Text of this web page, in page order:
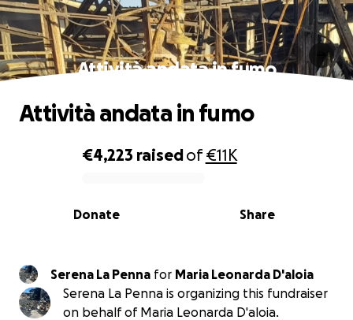
Attività andata in fumo
0% complete
€4,223 raisedof€11K
Share
Donate
Attività andata in fumo
Serena La Penna for
Maria Leonarda D'aloia
Serena La Penna is organizing this fundraiser
on behalf of Maria Leonarda D'aloia.